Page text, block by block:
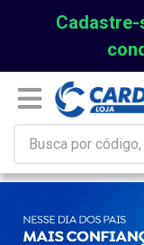
Cadastre-